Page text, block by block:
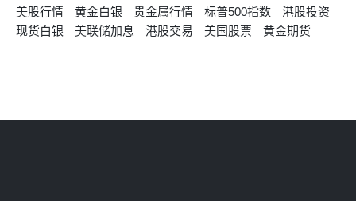
美股行情
黄金白银 贵金属行情 标普500指数
港股投资
现货白银
美联储加息 港股交易 美国股票 黄金期货